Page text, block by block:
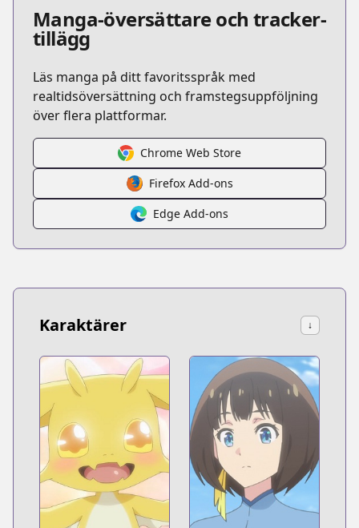
Manga-översättare och tracker-
tillägg
Läs manga på ditt favoritsspråk med
realtidsöversättning och framstegsuppföljning
över flera plattformar.
Chrome Web Store
Firefox Add-ons
Edge Add-ons
Karaktärer ↓